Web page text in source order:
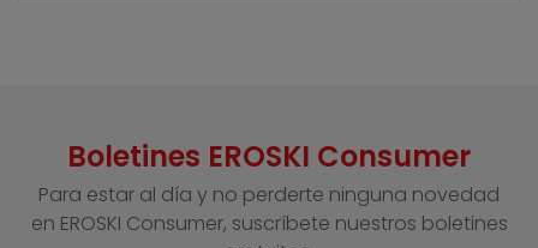
Boletines EROSKI Consumer
Para estar al día y no perderte ninguna novedad
en EROSKI Consumer, suscríbete nuestros boletines